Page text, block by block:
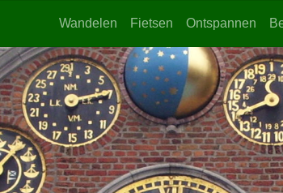
Wandelen Fietsen Ontspannen